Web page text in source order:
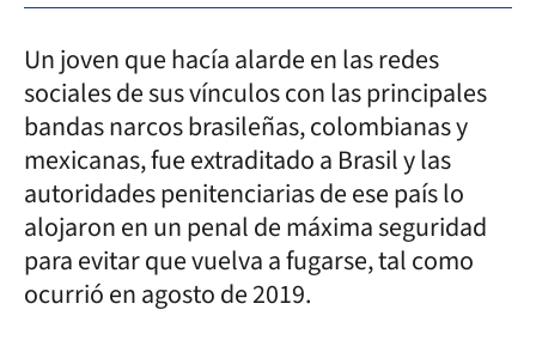
Un joven que hacía alarde en las redes
sociales de sus vínculos con las principales
bandas narcos brasileñas, colombianas y
mexicanas, fue extraditado a Brasil y las
autoridades penitenciarias de ese país lo
alojaron en un penal de máxima seguridad
para evitar que vuelva a fugarse, tal como
ocurrió en agosto de 2019.